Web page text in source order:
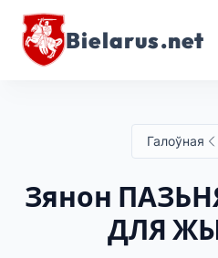
Bielarus.net
Галоўная
Зянон
ДЛЯ